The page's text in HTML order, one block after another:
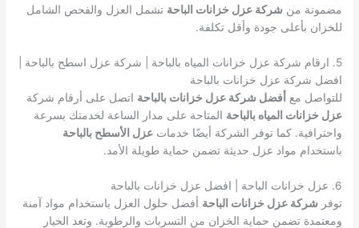
مضمونة من شركة عزل خزانات الباحة تشمل العزل والفحص الشامل
للخزان بأعلى جودة وأقل تكلفة.
5. ارقام شركة عزل خزانات المياه بالباحة | شركة عزل اسطح بالباحة |
افضل شركة عزل خزانات بالباحة
للتواصل مع أفضل شركة عزل خزانات بالباحة اتصل على أرقام شركة
عزل خزانات المياه بالباحة المتاحة على مدار الساعة لخدمتك بسرعة
واحترافية. كما توفر الشركة أيضًا خدماتعزل الأسطح بالباحة
باستخدام مواد عزل حديثة تضمن حماية طويلة الأمد.
6. عزل خزانات الباحة | افضل عزل خزانات بالباحة
توفر شركة عزل خزانات الباحة أفضل حلول العزل باستخدام مواد آمنة
ومعتمدة تضمن حماية الخزان من التسربات والرطوبة. وتعد الخيار